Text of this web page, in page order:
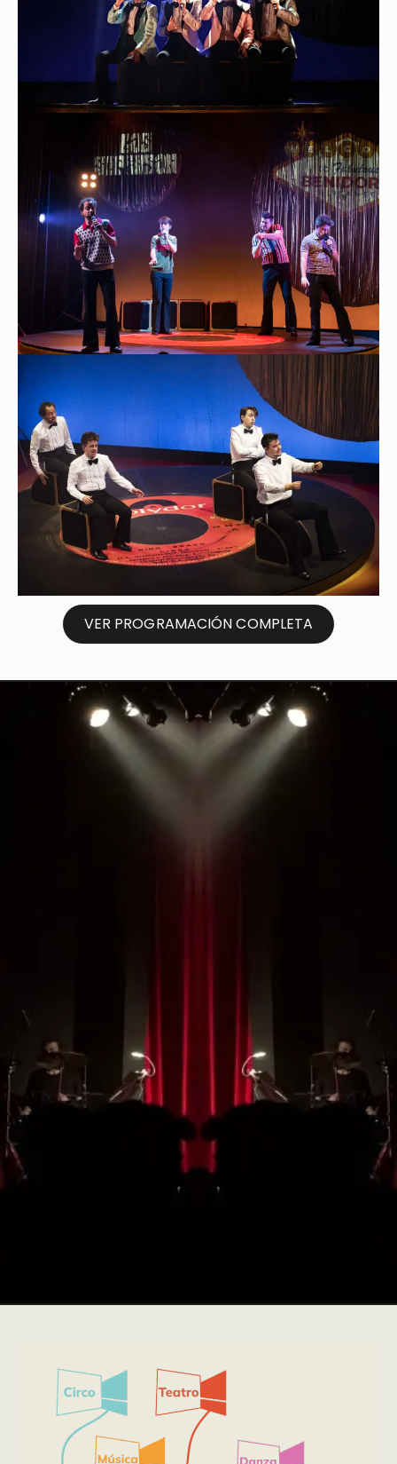
PROGRAMACIÓN
VER PROGRAMACIÓN COMPLETA
No te pierdas ningún
espectáculo de la
temporada
¡HAZTE CON TU ABONO!
Este sitio web utiliza cookies para mejorar su experiencia de
navegación y asegurar el correcto funcionamiento del sitio. Al
continuar utilizando este sitio, reconoce y acepta el uso de cookies.
Aceptar solo las requeridas
Detalles